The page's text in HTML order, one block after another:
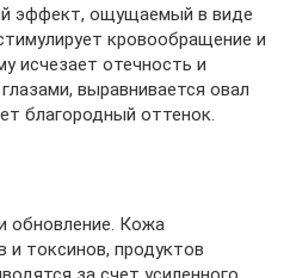
эффект, ощущаемый в виде
кровообращение и
исчезает отечность и
выравнивается овал
благородный оттенок.
обновление. Кожа
токсинов, продуктов